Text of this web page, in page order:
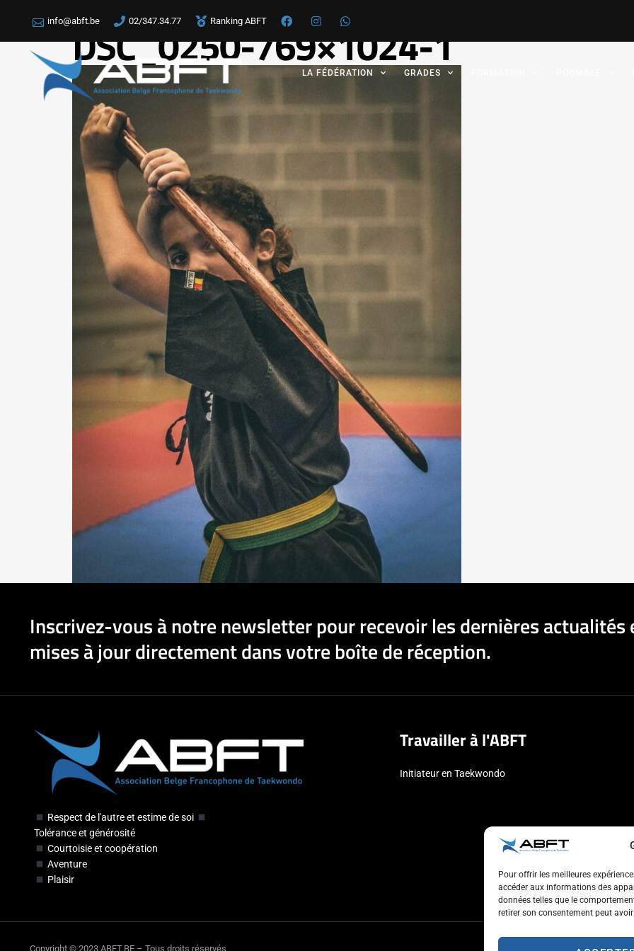
Pour offrir les meilleures
accéder aux informations des
données telles que le
retirer son consentement peut
info@abft.be 02/347.34.77 Ranking ABFT
LA FÉDÉRATION GRADES
DSC_0250-769×1024-1
Inscrivez-vous à notre newsletter pour recevoir les dernières actualités
mises à jour directement dans votre boîte de réception.
Respect de l'autre et estime de soi
Tolérance et générosité
Courtoisie et coopération
Aventure
Plaisir
Travailler à l'ABFT
Initiateur en Taekwondo
Copyright © 2023 ABFT.BE – Tous droits réservés